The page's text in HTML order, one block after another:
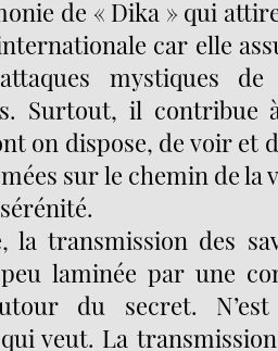
de « Dika » qui
car elle
mystiques de
Surtout, il contribue
on dispose, de voir et
sur le chemin de la
la transmission des
laminée par une
du secret.
veut. La